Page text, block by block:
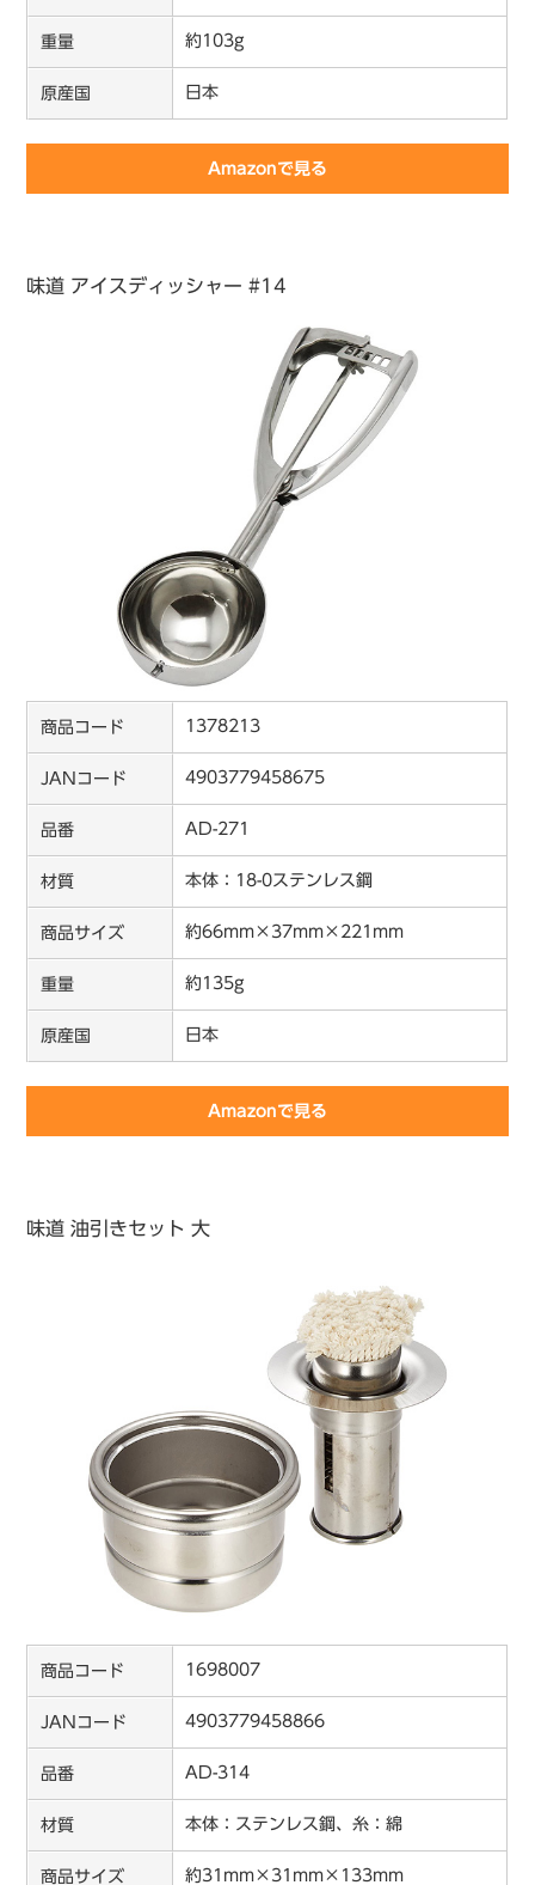
重量 約103g
原産国 日本
Amazonで見る
味道 アイスディッシャー #14
商品コード 1378213
JANコード 4903779458675
品番 AD-271
材質 本体：18-0ステンレス鋼
商品サイズ 約66mm×37mm×221mm
重量 約135g
原産国 日本
Amazonで見る
味道 油引きセット 大
商品コード 1698007
JANコード 4903779458866
品番 AD-314
材質 本体：ステンレス鋼、糸：綿
商品サイズ 約31mm×31mm×133mm